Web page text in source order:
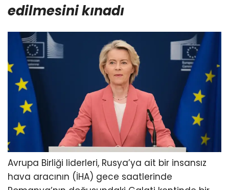
edilmesini kınadı
Avrupa Birliği liderleri, Rusya’ya ait bir insansız
hava aracının (İHA) gece saatlerinde